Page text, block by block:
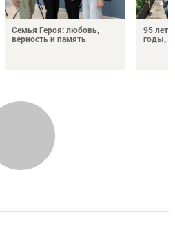
Семья Героя: любовь,
верность и память
95 лет
годы,